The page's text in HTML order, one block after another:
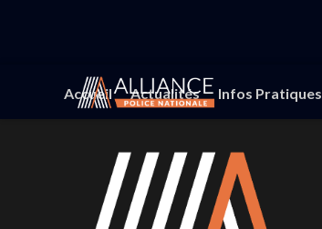
Accueil Actualités Infos Pratiques